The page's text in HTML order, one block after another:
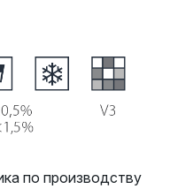
по производству